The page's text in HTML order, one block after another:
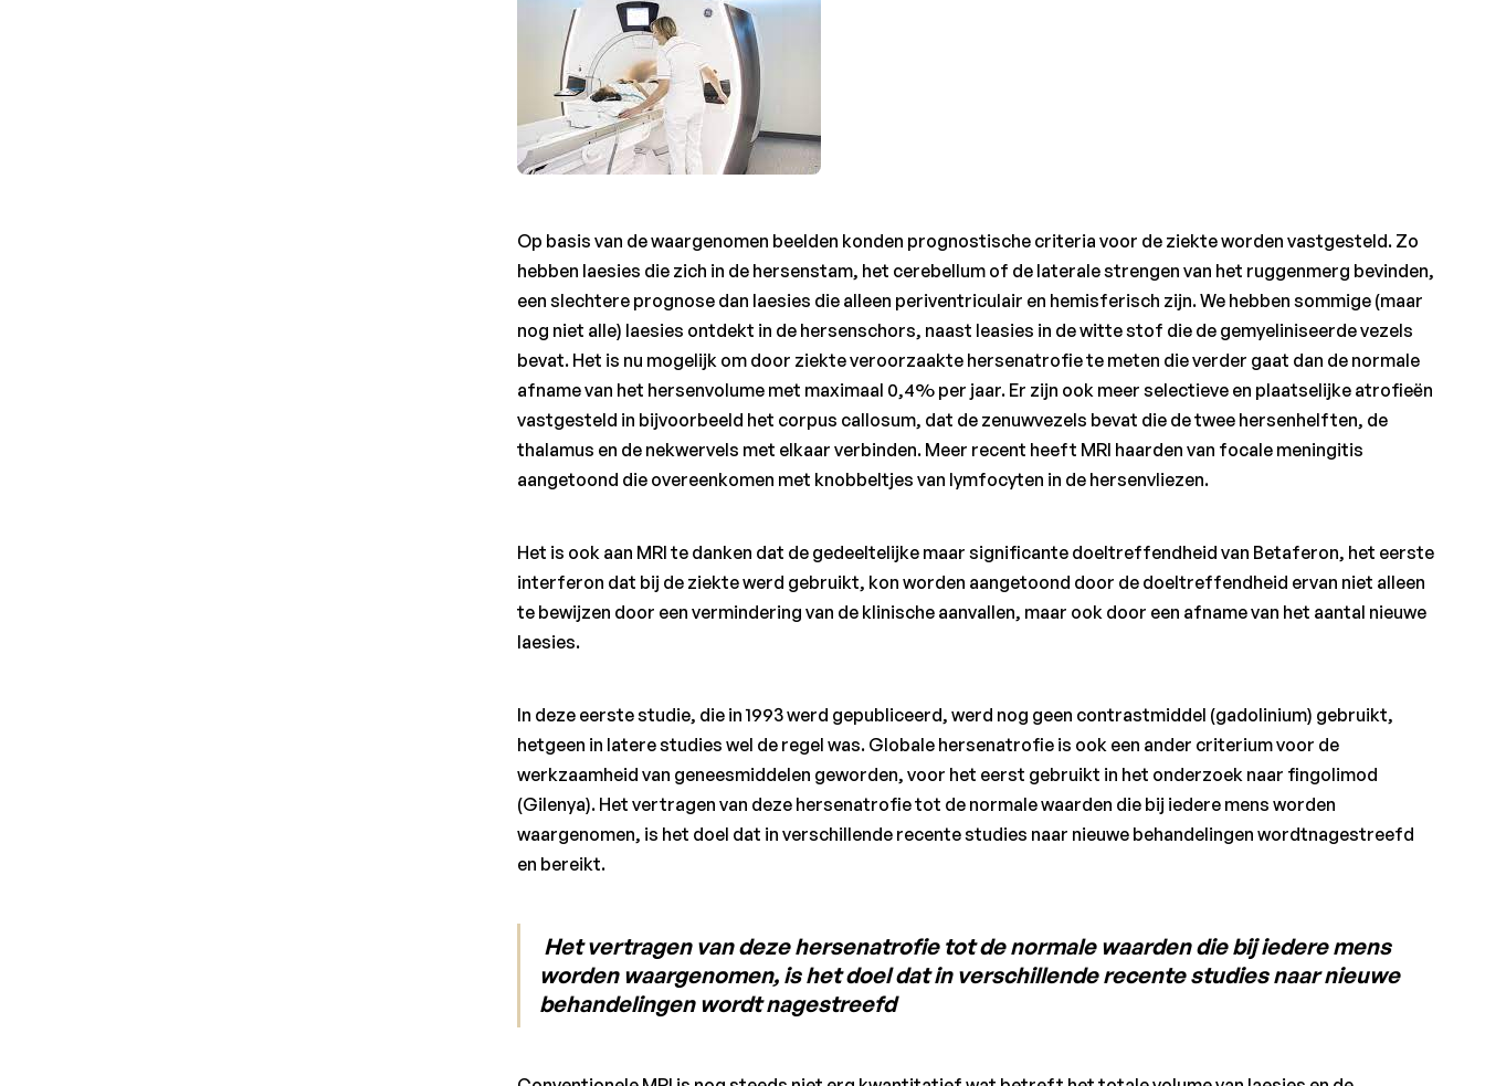
Op basis van de waargenomen beelden konden prognostische criteria voor de ziekte worden vastgesteld. Zo
hebben laesies die zich in de hersenstam, het cerebellum of de laterale strengen van het ruggenmerg bevinden,
een slechtere prognose dan laesies die alleen periventriculair en hemisferisch zijn. We hebben sommige (maar
nog niet alle) laesies ontdekt in de hersenschors, naast leasies in de witte stof die de gemyeliniseerde vezels
bevat. Het is nu mogelijk om door ziekte veroorzaakte hersenatrofie te meten die verder gaat dan de normale
afname van het hersenvolume met maximaal 0,4% per jaar. Er zijn ook meer selectieve en plaatselijke atrofieën
vastgesteld in bijvoorbeeld het corpus callosum, dat de zenuwvezels bevat die de twee hersenhelften, de
thalamus en de nekwervels met elkaar verbinden. Meer recent heeft MRI haarden van focale meningitis
aangetoond die overeenkomen met knobbeltjes van lymfocyten in de hersenvliezen.
Het is ook aan MRI te danken dat de gedeeltelijke maar significante doeltreffendheid van Betaferon, het eerste
interferon dat bij de ziekte werd gebruikt, kon worden aangetoond door de doeltreffendheid ervan niet alleen
te bewijzen door een vermindering van de klinische aanvallen, maar ook door een afname van het aantal nieuwe
laesies.
In deze eerste studie, die in 1993 werd gepubliceerd, werd nog geen contrastmiddel (gadolinium) gebruikt,
hetgeen in latere studies wel de regel was. Globale hersenatrofie is ook een ander criterium voor de
werkzaamheid van geneesmiddelen geworden, voor het eerst gebruikt in het onderzoek naar fingolimod
(Gilenya). Het vertragen van deze hersenatrofie tot de normale waarden die bij iedere mens worden
waargenomen, is het doel dat in verschillende recente studies naar nieuwe behandelingen wordtnagestreefd
en bereikt.
Het vertragen van deze hersenatrofie tot de normale waarden die bij iedere mens
worden waargenomen, is het doel dat in verschillende recente studies naar nieuwe
behandelingen wordt nagestreefd